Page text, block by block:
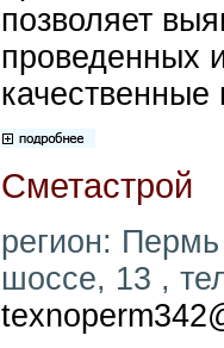
позволяет
проведенных
Сметастрой
регион:
шоссе, 13 ,